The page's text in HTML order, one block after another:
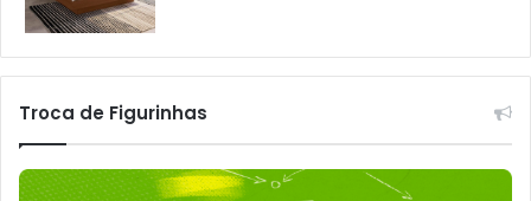
Troca de Figurinhas